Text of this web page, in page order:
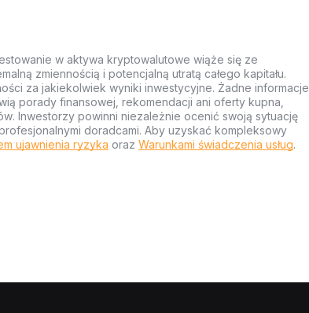
w aktywa kryptowalutowe wiąże się ze
zmiennością i potencjalną utratą całego kapitału.
za jakiekolwiek wyniki inwestycyjne. Żadne informacje
porady finansowej, rekomendacji ani oferty kupna,
Inwestorzy powinni niezależnie ocenić swoją sytuację
doradcami. Aby uzyskać kompleksowy
ujawnienia ryzyka oraz Warunkami świadczenia usług.